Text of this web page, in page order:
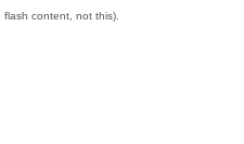
content, not this).